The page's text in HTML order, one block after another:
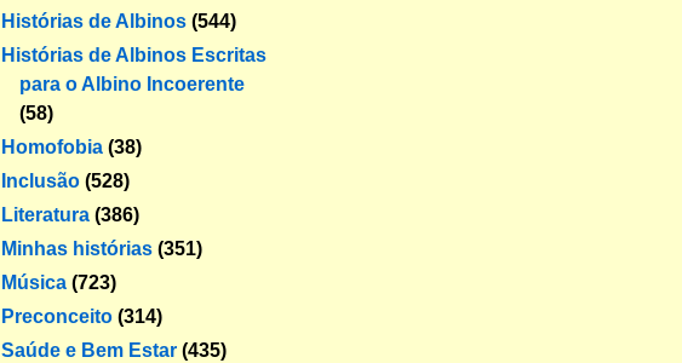
Histórias de Albinos (544)
Histórias de Albinos Escritas
para o Albino Incoerente
(58)
Homofobia (38)
Inclusão (528)
Literatura (386)
Minhas histórias (351)
Música (723)
Preconceito (314)
Saúde e Bem Estar (435)